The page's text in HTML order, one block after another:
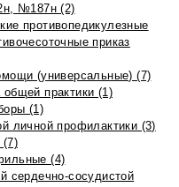
№187н (2)
противопедикулезные
приказ
(универсальные) (7)
практики (1)
(1)
личной профилактики (3)
(7)
(4)
сердечно-сосудистой